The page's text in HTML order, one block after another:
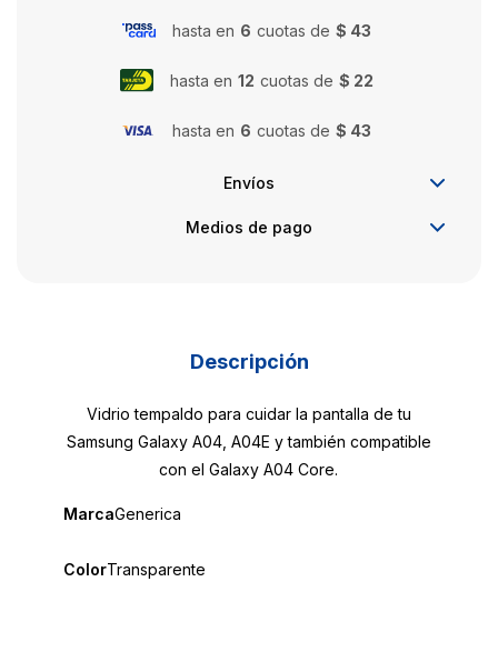
hasta en 6 cuotas de $ 43
hasta en 12 cuotas de $ 22
hasta en 6 cuotas de $ 43
Envíos
Medios de pago
Descripción
Vidrio tempaldo para cuidar la pantalla de tu
Samsung Galaxy A04, A04E y también compatible
con el Galaxy A04 Core.
MarcaGenerica
ColorTransparente